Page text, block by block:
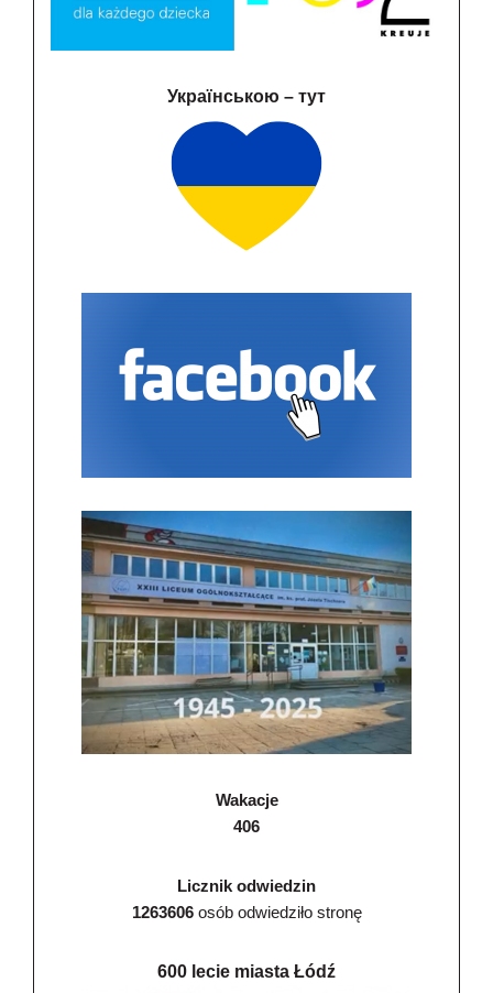
Українською – тут
Wakacje
406
Licznik odwiedzin
1263606osób odwiedziło stronę
600 lecie miasta Łódź